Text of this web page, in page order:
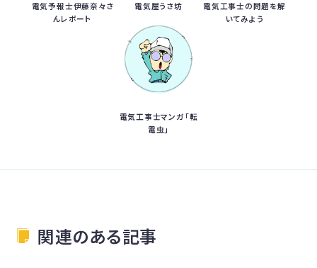
電気予報士伊藤奈々さ
んレポート
電気屋うさ坊
電気工事士の問題を解
いてみよう
電気工事士マンガ「転
電虫」
関連のある記事